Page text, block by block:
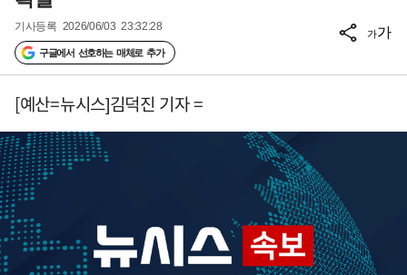
기사등록 2026/06/03 23:32:28
구글에서 선호하는 매체로 추가
가가
[예산=뉴시스]김덕진 기자 =